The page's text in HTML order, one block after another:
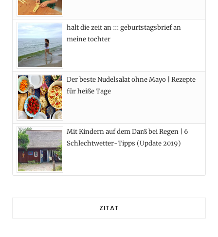
halt die zeit an ::: geburtstagsbrief an
meine tochter
Der beste Nudelsalat ohne Mayo | Rezepte
für heiße Tage
Mit Kindern auf dem Darß bei Regen | 6
Schlechtwetter-Tipps (Update 2019)
ZITAT